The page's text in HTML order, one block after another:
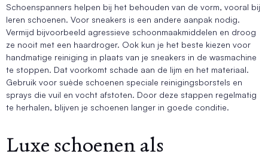
Schoenspanners helpen bij het behouden van de vorm, vooral bij
leren schoenen. Voor sneakers is een andere aanpak nodig.
Vermijd bijvoorbeeld agressieve schoonmaakmiddelen en droog
ze nooit met een haardroger. Ook kun je het beste kiezen voor
handmatige reiniging in plaats van je sneakers in de wasmachine
te stoppen. Dat voorkomt schade aan de lijm en het materiaal.
Gebruik voor suède schoenen speciale reinigingsborstels en
sprays die vuil en vocht afstoten. Door deze stappen regelmatig
te herhalen, blijven je schoenen langer in goede conditie.
Luxe schoenen als